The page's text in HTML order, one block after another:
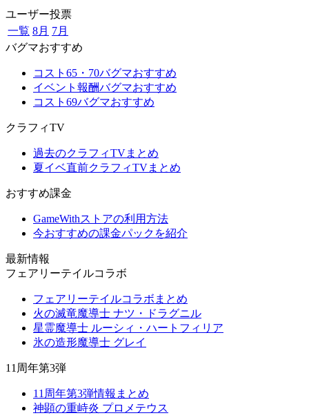
ユーザー投票
一覧 8月 7月
バグマおすすめ
コスト65・70バグマおすすめ
イベント報酬バグマおすすめ
コスト69バグマおすすめ
クラフィTV
過去のクラフィTVまとめ
夏イベ直前クラフィTVまとめ
おすすめ課金
GameWithストアの利用方法
今おすすめの課金パックを紹介
最新情報
フェアリーテイルコラボ
フェアリーテイルコラボまとめ
火の滅竜魔導士 ナツ・ドラグニル
星霊魔導士 ルーシィ・ハートフィリア
氷の造形魔導士 グレイ
11周年第3弾
11周年第3弾情報まとめ
神顕の重峙炎 プロメテウス